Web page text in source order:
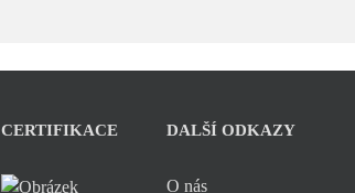
CERTIFIKACE DALŠÍ ODKAZY
O nás